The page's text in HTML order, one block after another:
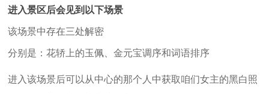
进入景区后会见到以下场景
该场景中存在三处解密
分别是：花轿上的玉佩、金元宝调序和词语排序
进入该场景后可以从中心的那个人中获取咱们女主的黑白照